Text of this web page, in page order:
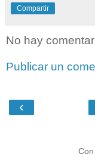
Compartir
No hay
Publicar un
‹